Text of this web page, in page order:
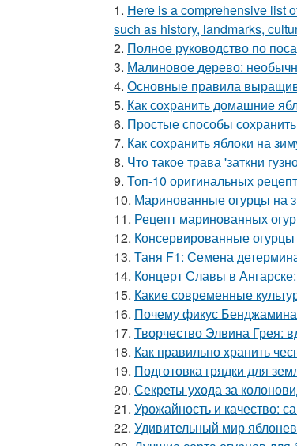
1. Here is a comprehensive list
such as history, landmarks,
2. Полное руководство по
3. Малиновое дерево:
4. Основные правила
5. Как сохранить домашние
6. Простые способы
7. Как сохранить яблоки на
8. Что такое трава 'заткни
9. Топ-10 оригинальных
10. Маринованные огурцы на
11. Рецепт маринованных
12. Консервированные
13. Таня F1: Семена
14. Концерт Славы в
15. Какие современные
16. Почему фикус
17. Творчество Элвина Грея:
18. Как правильно хранить
19. Подготовка грядки для
20. Секреты ухода за
21. Урожайность и качество:
22. Удивительный мир